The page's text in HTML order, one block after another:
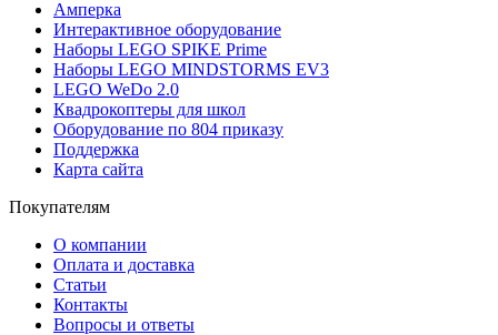
Амперка
Интерактивное оборудование
Наборы LEGO SPIKE Prime
Наборы LEGO MINDSTORMS EV3
LEGO WeDo 2.0
Квадрокоптеры для школ
Оборудование по 804 приказу
Поддержка
Карта сайта
Покупателям
О компании
Оплата и доставка
Статьи
Контакты
Вопросы и ответы